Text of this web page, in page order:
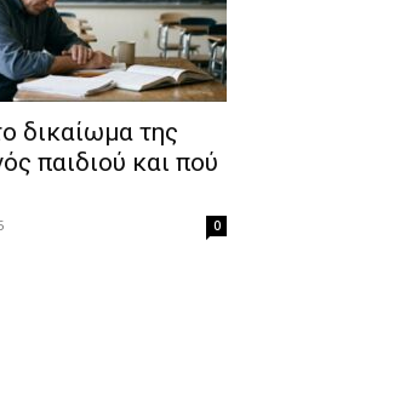
δικαίωμα της
παιδιού και πού
0